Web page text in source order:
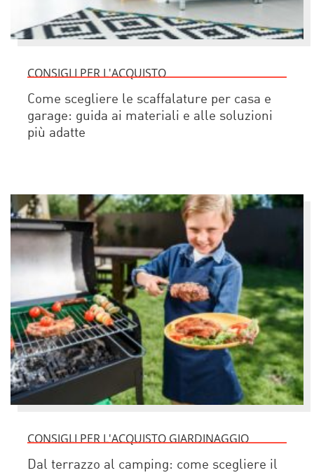
CONSIGLI PER L'ACQUISTO
Come scegliere le scaffalature per casa e
garage: guida ai materiali e alle soluzioni
più adatte
CONSIGLI PER L'ACQUISTO GIARDINAGGIO
Dal terrazzo al camping: come scegliere il